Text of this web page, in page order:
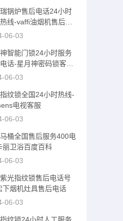
锅炉售后电话24小时
线-vaffi油烟机售后服
06-03
智能门锁24小时服务
话-星月神密码锁客服
06-03
纹锁全国24小时热线-
电视客服
06-03
桶全国售后服务400电
丽卫浴百度百科
06-03
光指纹锁售后电话号
下烟机灶具售后电话
06-03